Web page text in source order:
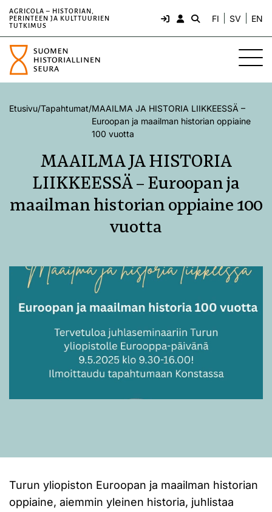
AGRICOLA – HISTORIAN,
PERINTEEN JA KULTTUURIEN
TUTKIMUS
FI SV EN
Etusivu/Tapahtumat/MAAILMA JA HISTORIA LIIKKEESSÄ –
Euroopan ja maailman historian oppiaine
100 vuotta
MAAILMA JA HISTORIA
LIIKKEESSÄ – Euroopan ja
maailman historian oppiaine 100
vuotta
Turun yliopiston Euroopan ja maailman historian
oppiaine, aiemmin yleinen historia, juhlistaa